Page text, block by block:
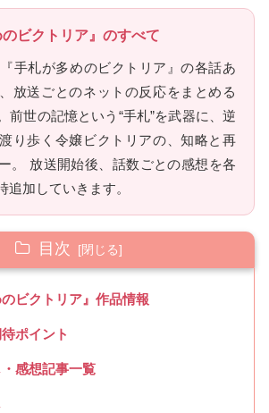
ビクトリア』のすべて
手札が多めのビクトリア』の各話あ
放送ごとのネットの反応をまとめる
前世の記憶という“手札”を武器に、逆
り歩く令嬢ビクトリアの、知略と再
。 放送開始後、話数ごとの感想を各
追加していきます。
目次
のビクトリア』作品情報
ポイント
感想記事一覧